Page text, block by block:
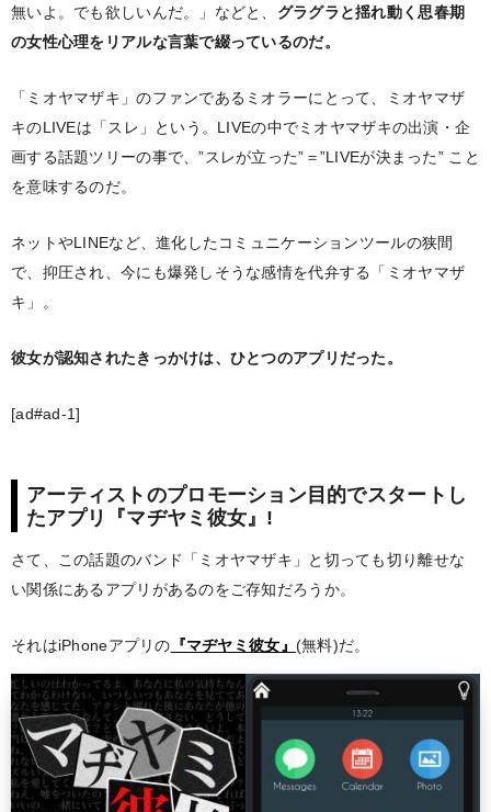
無いよ。でも欲しいんだ。」などと、 グラグラと揺れ動く思春期
の女性心理をリアルな言葉で綴っているのだ。
「ミオヤマザキ」のファンであるミオラーにとって、ミオヤマザ
キのLIVEは「スレ」という。LIVEの中でミオヤマザキの出演・企
画する話題ツリーの事で、”スレが立った”＝”LIVEが決まった” こと
を意味するのだ。
ネットやLINEなど、進化したコミュニケーションツールの狭間
で、抑圧され、今にも爆発しそうな感情を代弁する「ミオヤマザ
キ」。
彼女が認知されたきっかけは、ひとつのアプリだった。
[ad#ad-1]
アーティストのプロモーション目的でスタートし
たアプリ『マヂヤミ彼女』!
さて、この話題のバンド「ミオヤマザキ」と切っても切り離せな
い関係にあるアプリがあるのをご存知だろうか。
それはiPhoneアプリの 『マヂヤミ彼女』 (無料)だ。